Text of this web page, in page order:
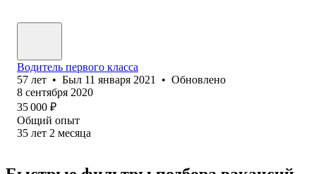
Водитель первого класса
57 лет • Был 11 января 2021 • Обновлено
8 сентября 2020
35 000 ₽
Общий опыт
35 лет 2 месяца